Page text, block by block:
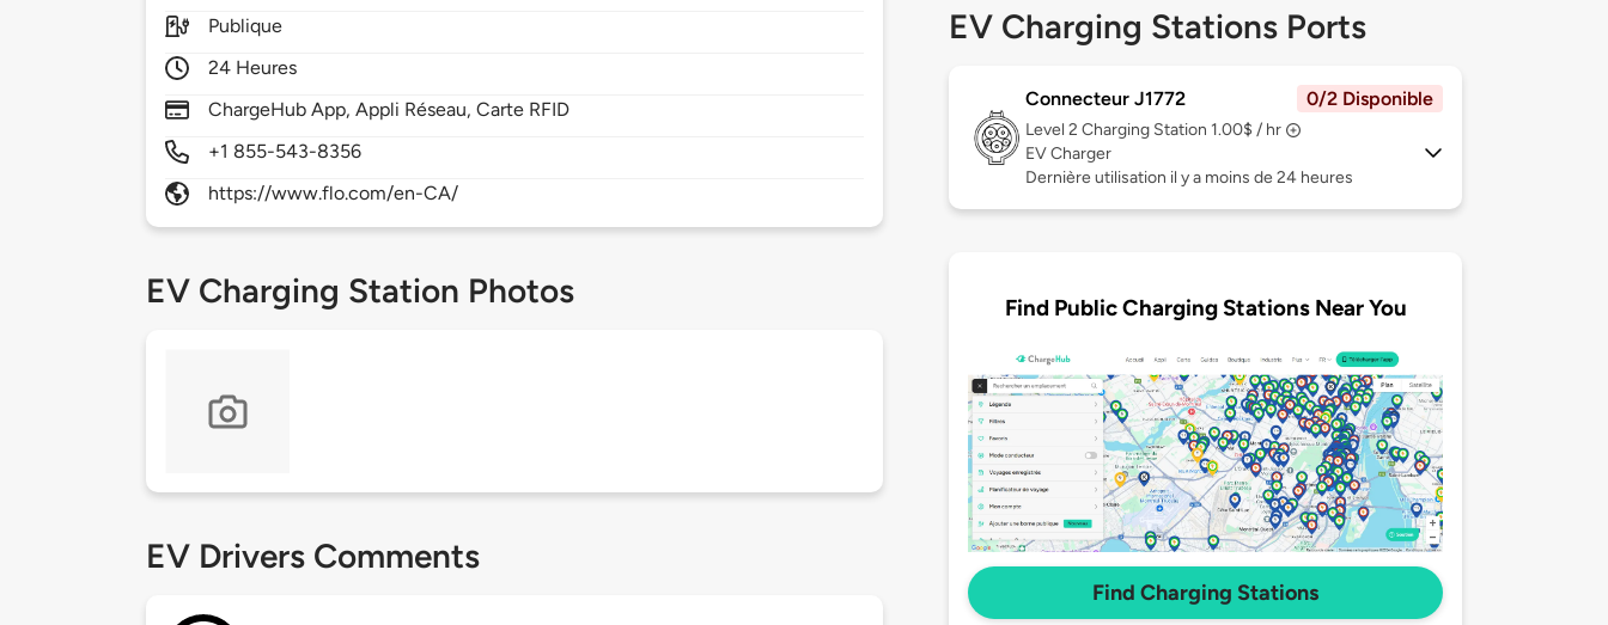
Publique
24 Heures
ChargeHub App, Appli Réseau, Carte RFID
+1 855-543-8356
https://www.flo.com/en-CA/
EV Charging Station Photos
EV Drivers Comments
EV Charging Stations Ports
Connecteur J1772 0/2 Disponible
Level 2 Charging Station 1.00$ / hr
EV Charger
Dernière utilisation il y a moins de 24 heures
Find Public Charging Stations Near You
Find Charging Stations